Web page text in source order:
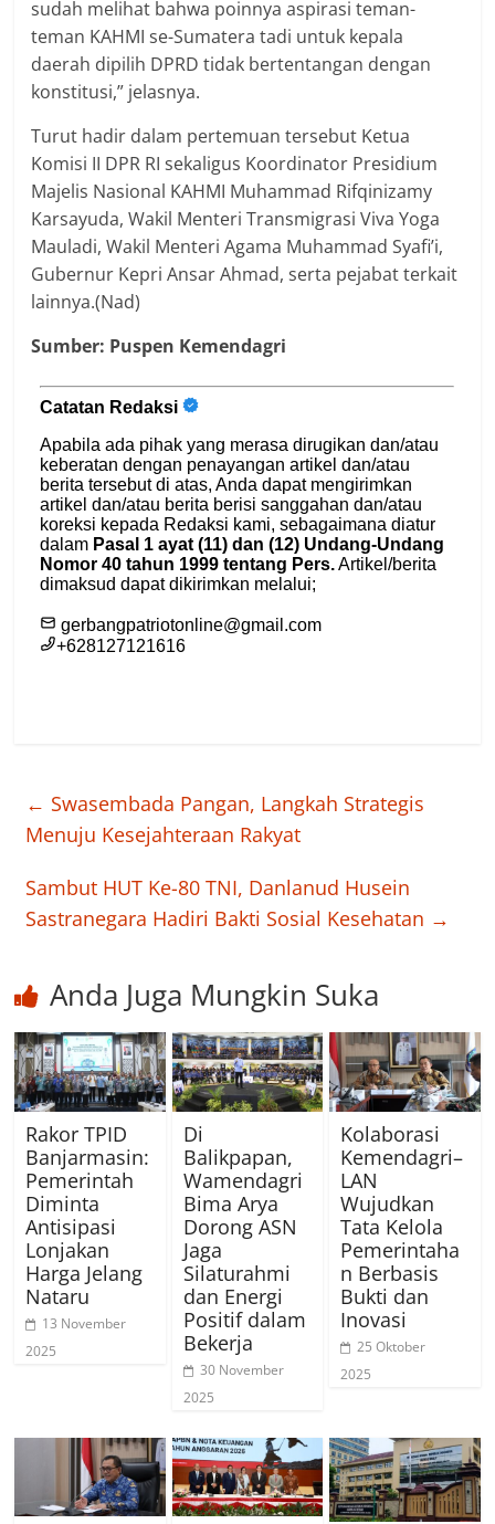
sudah melihat bahwa poinnya aspirasi teman-
teman KAHMI se-Sumatera tadi untuk kepala
daerah dipilih DPRD tidak bertentangan dengan
konstitusi,” jelasnya.
Turut hadir dalam pertemuan tersebut Ketua
Komisi II DPR RI sekaligus Koordinator Presidium
Majelis Nasional KAHMI Muhammad Rifqinizamy
Karsayuda, Wakil Menteri Transmigrasi Viva Yoga
Mauladi, Wakil Menteri Agama Muhammad Syafi’i,
Gubernur Kepri Ansar Ahmad, serta pejabat terkait
lainnya.(Nad)
Sumber: Puspen Kemendagri
← Swasembada Pangan, Langkah Strategis
Menuju Kesejahteraan Rakyat
Sambut HUT Ke-80 TNI, Danlanud Husein
Sastranegara Hadiri Bakti Sosial Kesehatan →
Anda Juga Mungkin Suka
Rakor TPID
Banjarmasin:
Pemerintah
Diminta
Antisipasi
Lonjakan
Harga Jelang
Nataru
13 November
2025
Di
Balikpapan,
Wamendagri
Bima Arya
Dorong ASN
Jaga
Silaturahmi
dan Energi
Positif dalam
Bekerja
30 November
2025
Kolaborasi
Kemendagri–
LAN
Wujudkan
Tata Kelola
Pemerintaha
n Berbasis
Bukti dan
Inovasi
25 Oktober
2025